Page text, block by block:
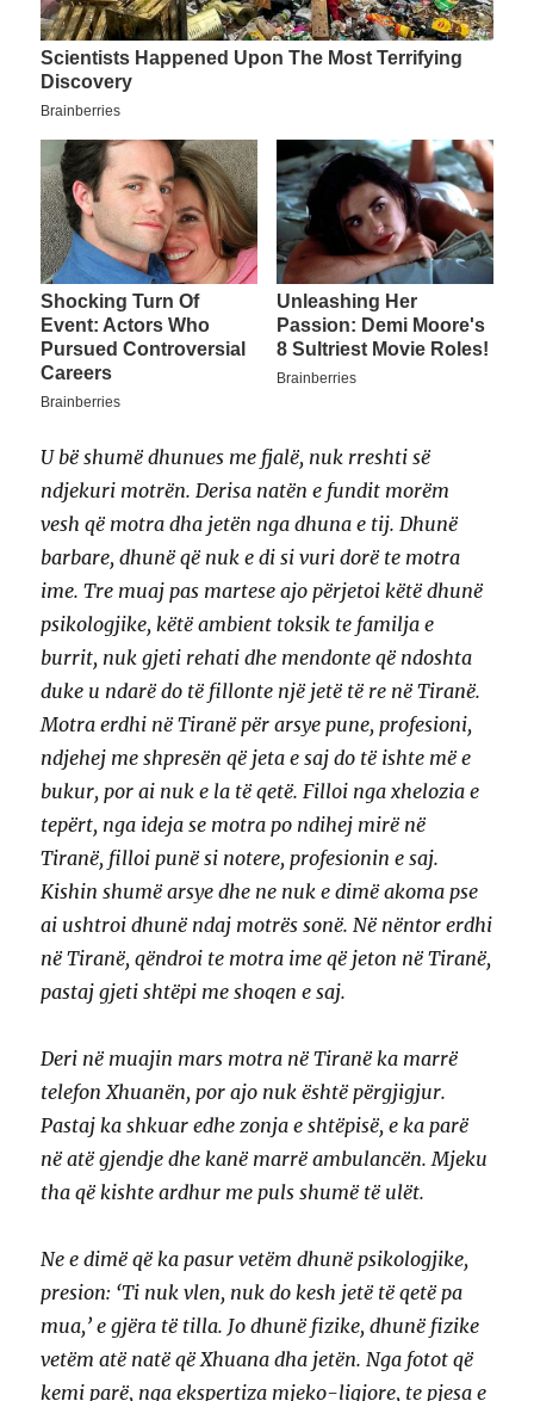
U bë shumë dhunues me fjalë, nuk rreshti së
ndjekuri motrën. Derisa natën e fundit morëm
vesh që motra dha jetën nga dhuna e tij. Dhunë
barbare, dhunë që nuk e di si vuri dorë te motra
ime. Tre muaj pas martese ajo përjetoi këtë dhunë
psikologjike, këtë ambient toksik te familja e
burrit, nuk gjeti rehati dhe mendonte që ndoshta
duke u ndarë do të fillonte një jetë të re në Tiranë.
Motra erdhi në Tiranë për arsye pune, profesioni,
ndjehej me shpresën që jeta e saj do të ishte më e
bukur, por ai nuk e la të qetë. Filloi nga xhelozia e
tepërt, nga ideja se motra po ndihej mirë në
Tiranë, filloi punë si notere, profesionin e saj.
Kishin shumë arsye dhe ne nuk e dimë akoma pse
ai ushtroi dhunë ndaj motrës sonë. Në nëntor erdhi
në Tiranë, qëndroi te motra ime që jeton në Tiranë,
pastaj gjeti shtëpi me shoqen e saj.
Deri në muajin mars motra në Tiranë ka marrë
telefon Xhuanën, por ajo nuk është përgjigjur.
Pastaj ka shkuar edhe zonja e shtëpisë, e ka parë
në atë gjendje dhe kanë marrë ambulancën. Mjeku
tha që kishte ardhur me puls shumë të ulët.
Ne e dimë që ka pasur vetëm dhunë psikologjike,
presion: ‘Ti nuk vlen, nuk do kesh jetë të qetë pa
mua,’ e gjëra të tilla. Jo dhunë fizike, dhunë fizike
vetëm atë natë që Xhuana dha jetën. Nga fotot që
kemi parë, nga ekspertiza mjeko-ligjore, te pjesa e